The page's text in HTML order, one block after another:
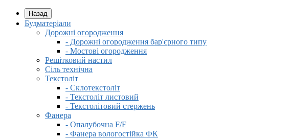
Назад
Будматеріали
Дорожні огородження
- Дорожні огородження бар'єрного типу
- Мостові огородження
Решітковий настил
Сіль технічна
Текстоліт
- Склотекстоліт
- Текстоліт листовий
- Текстолітовий стержень
Фанера
- Опалубочна F/F
- Фанера вологостійка ФК